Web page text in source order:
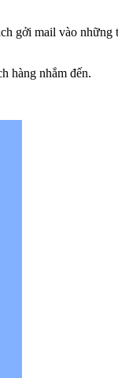
gởi mail vào
hàng nhắm đến.